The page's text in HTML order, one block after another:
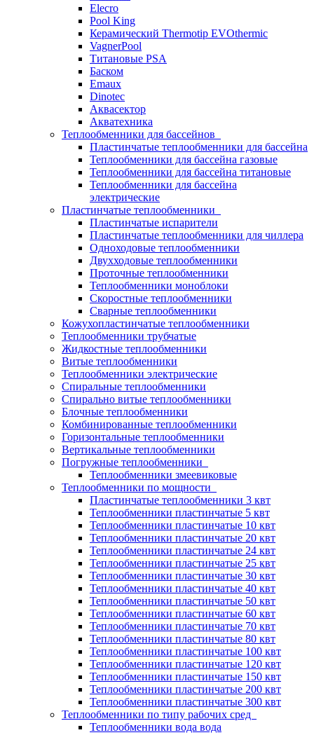
Elecro
Pool King
Керамический Thermotip EVOthermic
VagnerPool
Титановые PSA
Баском
Emaux
Dinotec
Аквасектор
Акватехника
Теплообменники для бассейнов
Пластинчатые теплообменники для бассейна
Теплообменники для бассейна газовые
Теплообменники для бассейна титановые
Теплообменники для бассейна
электрические
Пластинчатые теплообменники
Пластинчатые испарители
Пластинчатые теплообменники для чиллера
Одноходовые теплообменники
Двухходовые теплообменники
Проточные теплообменники
Теплообменники моноблоки
Скоростные теплообменники
Сварные теплообменники
Кожухопластинчатые теплообменники
Теплообменники трубчатые
Жидкостные теплообменники
Витые теплообменники
Теплообменники электрические
Спиральные теплообменники
Спирально витые теплообменники
Блочные теплообменники
Комбинированные теплообменники
Горизонтальные теплообменники
Вертикальные теплообменники
Погружные теплообменники
Теплообменники змеевиковые
Теплообменники по мощности
Пластинчатые теплообменники 3 квт
Теплообменники пластинчатые 5 квт
Теплообменники пластинчатые 10 квт
Теплообменники пластинчатые 20 квт
Теплообменники пластинчатые 24 квт
Теплообменники пластинчатые 25 квт
Теплообменники пластинчатые 30 квт
Теплообменники пластинчатые 40 квт
Теплообменники пластинчатые 50 квт
Теплообменники пластинчатые 60 квт
Теплообменники пластинчатые 70 квт
Теплообменники пластинчатые 80 квт
Теплообменники пластинчатые 100 квт
Теплообменники пластинчатые 120 квт
Теплообменники пластинчатые 150 квт
Теплообменники пластинчатые 200 квт
Теплообменники пластинчатые 300 квт
Теплообменники по типу рабочих сред
Теплообменники вода вода